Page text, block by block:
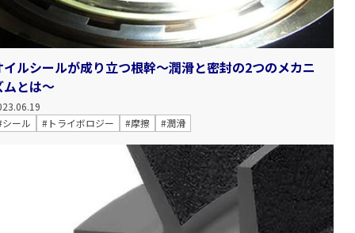
イルシールが成り立つ根幹～潤滑と密封の2つのメカニ
ムとは～
シール
#トライボロジー #摩擦 #潤滑